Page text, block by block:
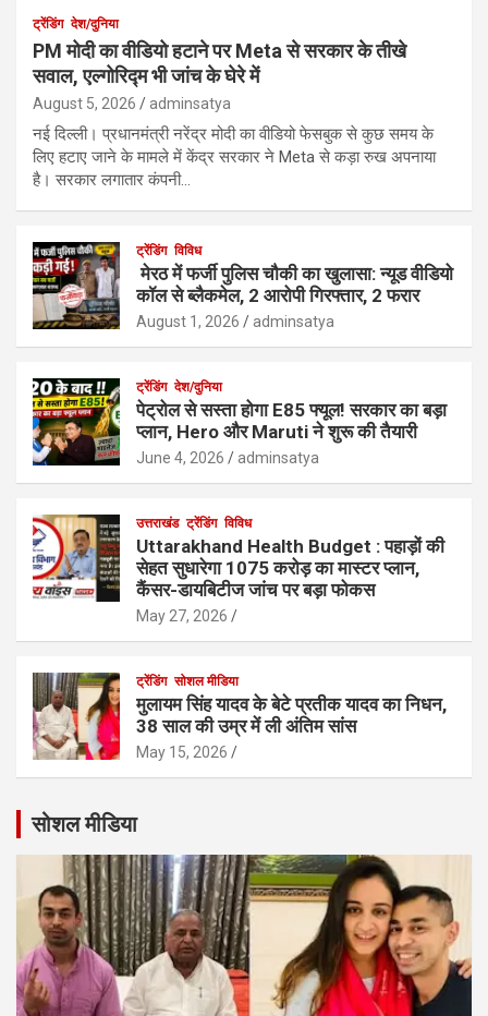
ट्रेंडिंग देश/दुनिया
PM मोदी का वीडियो हटाने पर Meta से सरकार के तीखे
सवाल, एल्गोरिद्म भी जांच के घेरे में
August 5, 2026 adminsatya
नई दिल्ली। प्रधानमंत्री नरेंद्र मोदी का वीडियो फेसबुक से कुछ समय के
लिए हटाए जाने के मामले में केंद्र सरकार ने Meta से कड़ा रुख अपनाया
है। सरकार लगातार कंपनी…
ट्रेंडिंग विविध
मेरठ में फर्जी पुलिस चौकी का खुलासा: न्यूड वीडियो
कॉल से ब्लैकमेल, 2 आरोपी गिरफ्तार, 2 फरार
August 1, 2026 adminsatya
ट्रेंडिंग देश/दुनिया
पेट्रोल से सस्ता होगा E85 फ्यूल! सरकार का बड़ा
प्लान, Hero और Maruti ने शुरू की तैयारी
June 4, 2026 adminsatya
उत्तराखंड ट्रेंडिंग विविध
Uttarakhand Health Budget : पहाड़ों की
सेहत सुधारेगा 1075 करोड़ का मास्टर प्लान,
कैंसर-डायबिटीज जांच पर बड़ा फोकस
May 27, 2026
ट्रेंडिंग सोशल मीडिया
मुलायम सिंह यादव के बेटे प्रतीक यादव का निधन,
38 साल की उम्र में ली अंतिम सांस
May 15, 2026
सोशल मीडिया